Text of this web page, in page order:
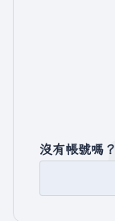
沒有帳號嗎？